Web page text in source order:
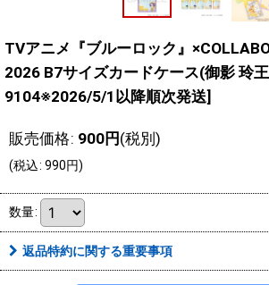
TVアニメ『ブルーロック』
2026 B7サイズカードケース(御影 玲
9104※2026/5/1以降順次発送]
販売価格: 900円 (税別)
(税込: 990円)
数量:
返品特約に関する重要事項